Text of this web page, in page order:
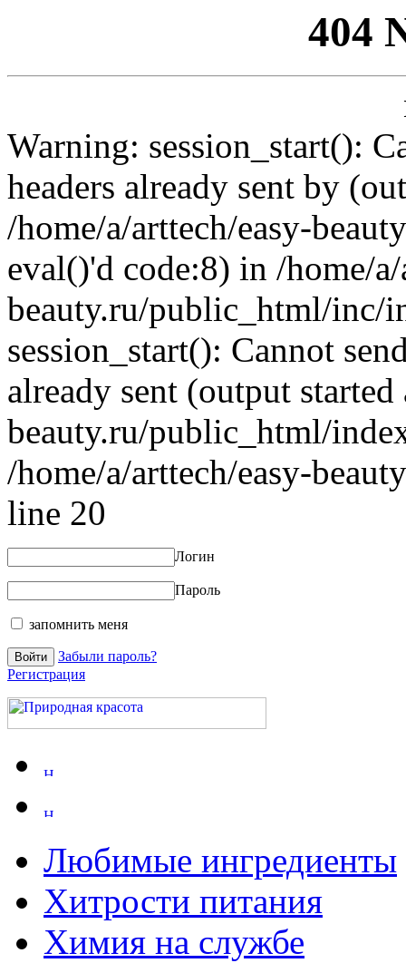
404
Warning: session_start():
headers already sent by
/home/a/arttech/easy-
eval()'d code:8) in /home/
beauty.ru/public_html/inc/
session_start(): Cannot
already sent (output
beauty.ru/public_html/
/home/a/arttech/easy-
line 20
Логин
Пароль
запомнить меня
Забыли пароль?
Регистрация
Любимые ингредиенты
Хитрости питания
Химия на службе